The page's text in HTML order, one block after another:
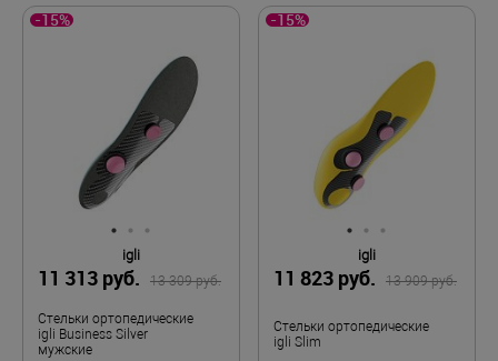
-15%
igli
11 313 руб. 13 309 руб.
Стельки ортопедические
igli Business Silver
мужские
-15%
igli
11 823 руб. 13 909 руб.
Стельки ортопедические
igli Slim